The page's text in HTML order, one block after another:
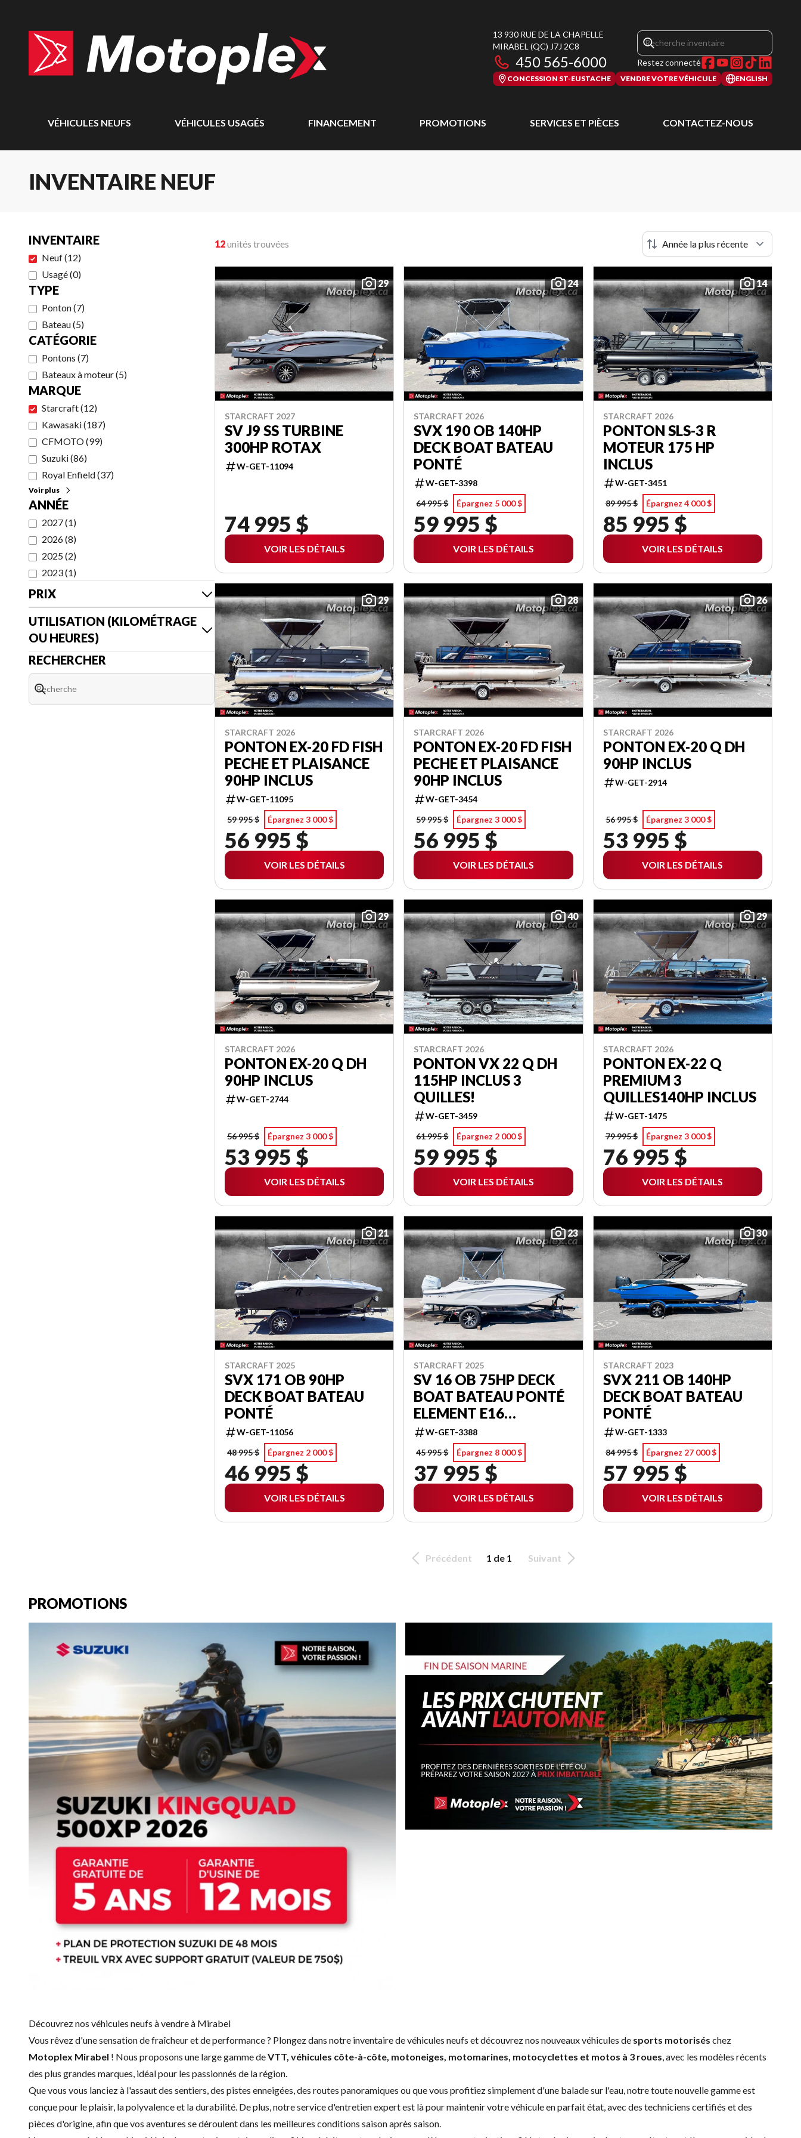
13 930 RUE DE LA CHAPELLE
MIRABEL (QC) J7J 2C8
450 565-6000 Restez connecté
CONCESSION ST-EUSTACHE VENDRE VOTRE VÉHICULE ENGLISH
VÉHICULES NEUFS VÉHICULES USAGÉS FINANCEMENT PROMOTIONS SERVICES ET PIÈCES CONTACTEZ-NOUS
INVENTAIRE NEUF
INVENTAIRE
Neuf(12)
Usagé(0)
TYPE
Ponton(7)
Bateau(5)
CATÉGORIE
Pontons (7)
Bateaux à moteur(5)
MARQUE
Starcraft(12)
Kawasaki(187)
CFMOTO(99)
Suzuki(86)
Royal Enfield(37)
Voir plus
ANNÉE
2027(1)
2026(8)
2025(2)
2023(1)
PRIX
UTILISATION (KILOMÉTRAGE
OU HEURES)
RECHERCHER
12unités trouvées
29
STARCRAFT 2027
SV J9 SS TURBINE
300HP ROTAX
W-GET-11094
74 995 $
VOIR LES DÉTAILS
24
STARCRAFT 2026
SVX 190 OB 140HP
DECK BOAT BATEAU
PONTÉ
W-GET-3398
64 995 $
Épargnez 5 000 $
59 995 $
VOIR LES DÉTAILS
14
STARCRAFT 2026
PONTON SLS-3 R
MOTEUR 175 HP
INCLUS
W-GET-3451
89 995 $
Épargnez 4 000 $
85 995 $
VOIR LES DÉTAILS
29
STARCRAFT 2026
PONTON EX-20 FD FISH
PECHE ET PLAISANCE
90HP INCLUS
W-GET-11095
59 995 $
Épargnez 3 000 $
56 995 $
VOIR LES DÉTAILS
28
STARCRAFT 2026
PONTON EX-20 FD FISH
PECHE ET PLAISANCE
90HP INCLUS
W-GET-3454
59 995 $
Épargnez 3 000 $
56 995 $
VOIR LES DÉTAILS
26
STARCRAFT 2026
PONTON EX-20 Q DH
90HP INCLUS
W-GET-2914
56 995 $ Épargnez 3 000 $
53 995 $
VOIR LES DÉTAILS
29
STARCRAFT 2026
PONTON EX-20 Q DH
90HP INCLUS
W-GET-2744
56 995 $ Épargnez 3 000 $
53 995 $
VOIR LES DÉTAILS
40
STARCRAFT 2026
PONTON VX 22 Q DH
115HP INCLUS 3
QUILLES!
W-GET-3459
61 995 $
Épargnez 2 000 $
59 995 $
VOIR LES DÉTAILS
29
STARCRAFT 2026
PONTON EX-22 Q
PREMIUM 3
QUILLES140HP INCLUS
W-GET-1475
79 995 $
Épargnez 3 000 $
76 995 $
VOIR LES DÉTAILS
21
STARCRAFT 2025
SVX 171 OB 90HP
DECK BOAT BATEAU
PONTÉ
W-GET-11056
48 995 $
Épargnez 2 000 $
46 995 $
VOIR LES DÉTAILS
23
STARCRAFT 2025
SV 16 OB 75HP DECK
BOAT BATEAU PONTÉ
ELEMENT E16
BAYLINER
W-GET-3388
45 995 $
Épargnez 8 000 $
37 995 $
VOIR LES DÉTAILS
30
STARCRAFT 2023
SVX 211 OB 140HP
DECK BOAT BATEAU
PONTÉ
W-GET-1333
84 995 $
Épargnez 27 000 $
57 995 $
VOIR LES DÉTAILS
Précédent 1 de 1 Suivant
PROMOTIONS
Découvrez nos véhicules neufs à vendre à Mirabel
Vous rêvez d'une sensation de fraîcheur et de performance ? Plongez dans notre inventaire de véhicules neufs et découvrez nos nouveaux véhicules de sports motorisés chez
Motoplex Mirabel ! Nous proposons une large gamme deVTT, véhicules côte-à-côte, motoneiges, motomarines, motocyclettes et motos à 3 roues, avec les modèles récents
des plus grandes marques, idéal pour les passionnés de la région.
Que vous vous lanciez à l'assaut des sentiers, des pistes enneigées, des routes panoramiques ou que vous profitiez simplement d'une balade sur l'eau, notre toute nouvelle gamme est
conçue pour le plaisir, la polyvalence et la durabilité. De plus, notre service d'entretien expertest là pour maintenir votre véhicule en parfait état, avec des techniciens certifiés et des
pièces d'origine, afin que vos aventures se déroulent dans les meilleures conditions saison après saison.